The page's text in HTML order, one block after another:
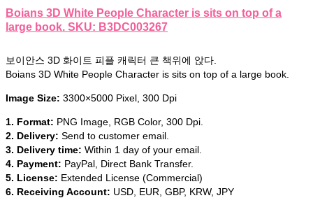
Boians 3D White People Character is sits on top of a
large book. SKU: B3DC003267
보이안스 3D 화이트 피플 캐릭터 큰 책위에 앉다.
Boians 3D White People Character is sits on top of a large book.
Image Size: 3300×5000 Pixel, 300 Dpi
1. Format: PNG Image, RGB Color, 300 Dpi.
2. Delivery: Send to customer email.
3. Delivery time: Within 1 day of your email.
4. Payment: PayPal, Direct Bank Transfer.
5. License: Extended License (Commercial)
6. Receiving Account: USD, EUR, GBP, KRW, JPY